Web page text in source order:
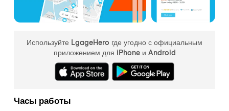
Используйте LgageHero где угодно с официальным
приложением для iPhone и Android
Часы работы